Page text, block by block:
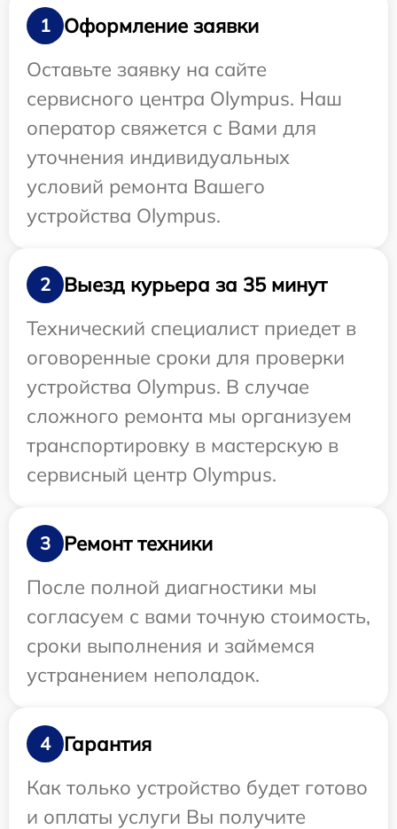
1
Оформление заявки
Оставьте заявку на сайте
сервисного центра Olympus. Наш
оператор свяжется с Вами для
уточнения индивидуальных
условий ремонта Вашего
устройства Olympus.
2
Выезд курьера за 35 минут
Технический специалист приедет в
оговоренные сроки для проверки
устройства Olympus. В случае
сложного ремонта мы организуем
транспортировку в мастерскую в
сервисный центр Olympus.
3
Ремонт техники
После полной диагностики мы
согласуем с вами точную стоимость,
сроки выполнения и займемся
устранением неполадок.
4
Гарантия
Как только устройство будет готово
и оплаты услуги Вы получите